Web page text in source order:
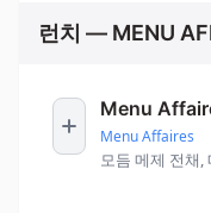
런치 — MENU
Menu
Menu Affaires
모듬 메제 전채,